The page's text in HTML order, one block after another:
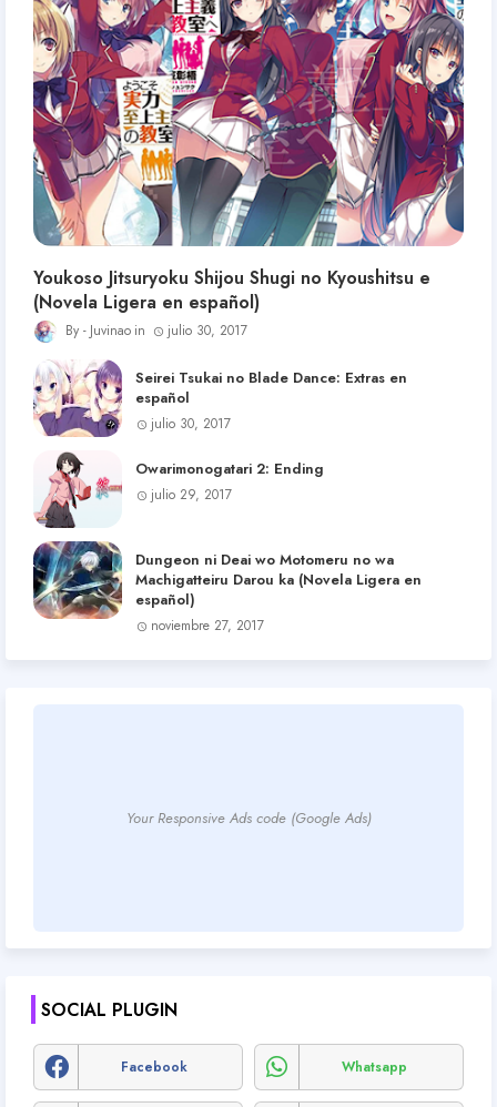
Youkoso Jitsuryoku Shijou Shugi no Kyoushitsu e
(Novela Ligera en español)
Juvinao julio 30, 2017
Seirei Tsukai no Blade Dance: Extras en
español
julio 30, 2017
Owarimonogatari 2: Ending
julio 29, 2017
Dungeon ni Deai wo Motomeru no wa
Machigatteiru Darou ka (Novela Ligera en
español)
noviembre 27, 2017
Your Responsive Ads code (Google Ads)
SOCIAL PLUGIN
Facebook Whatsapp